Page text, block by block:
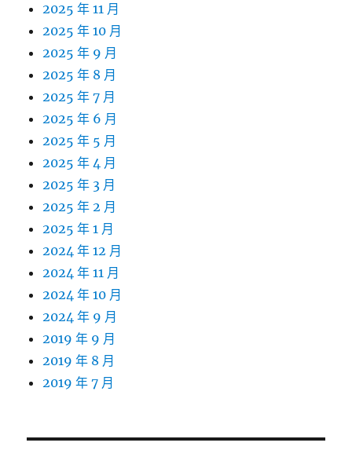
2025 年 11 月
2025 年 10 月
2025 年 9 月
2025 年 8 月
2025 年 7 月
2025 年 6 月
2025 年 5 月
2025 年 4 月
2025 年 3 月
2025 年 2 月
2025 年 1 月
2024 年 12 月
2024 年 11 月
2024 年 10 月
2024 年 9 月
2019 年 9 月
2019 年 8 月
2019 年 7 月